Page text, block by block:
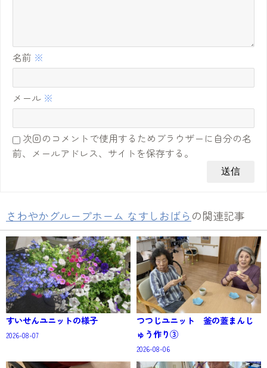
名前 ※
メール ※
次回のコメントで使用するためブラウザーに自分の名
前、メールアドレス、サイトを保存する。
さわやかグループホーム なすしおばら の関連記事
すいせんユニットの様子
2026-08-07
つつじユニット 釜の蓋まんじ
ゅう作り③
2026-08-06